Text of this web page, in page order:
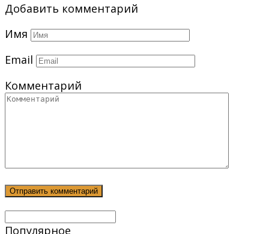
Добавить комментарий
Имя
Email
Комментарий
Популярное